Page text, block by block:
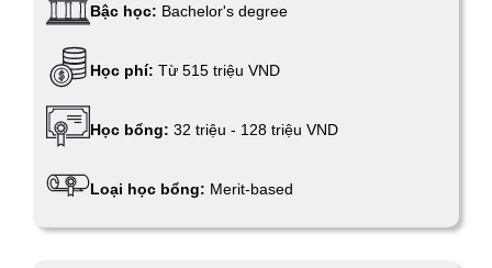
Bậc học: Bachelor's degree
Học phí: Từ 515 triệu VND
Học bổng: 32 triệu - 128 triệu VND
Loại học bổng: Merit-based